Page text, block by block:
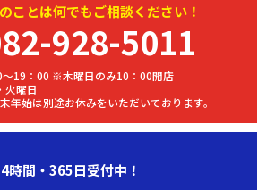
のことは何でもご相談ください！
928-5011
～19：00 ※木曜日のみ10：00開店
火曜日
年始は別途お休みをいただいております。
時間・365日受付中！